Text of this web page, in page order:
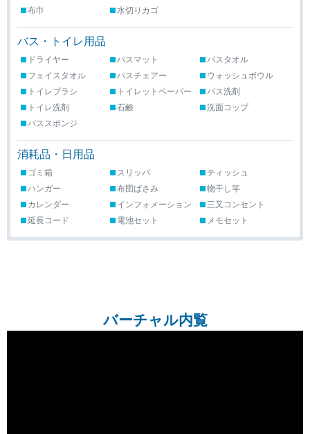
布巾
水切りカゴ
バス・トイレ用品
ドライヤー バスマット
バスタオル
フェイスタオル
バスチェアー
ウォッシュボウル
トイレブラシ
トイレットペーパー
バス洗剤
トイレ洗剤
石鹸
洗面コップ
バススポンジ
消耗品・日用品
ゴミ箱 スリッパ
ティッシュ
ハンガー
布団ばさみ
物干し竿
カレンダー
インフォメーション
三又コンセント
延長コード
電池セット メモセット
バーチャル内覧